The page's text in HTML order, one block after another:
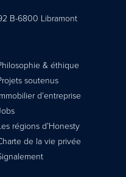
B-6800 Libramont
& éthique
soutenus
d’entreprise
régions d’Honesty
de la vie privée